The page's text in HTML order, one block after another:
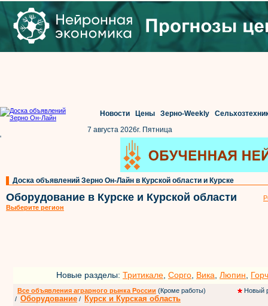
Новости Цены Зерно-Weekly
7 августа 2026г. Пятница
'
Доска объявлений Зерно Он-Лайн в Курской области и Курске
Оборудование в Курске и Курской области
Выберите регион
Новые разделы: Тритикале Сорго Вика Люпин
Все объявления аграрного рынка России (Кроме работы)
Новый
/ Оборудование / Курск и Курская область